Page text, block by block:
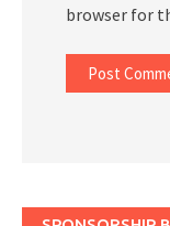
browser for